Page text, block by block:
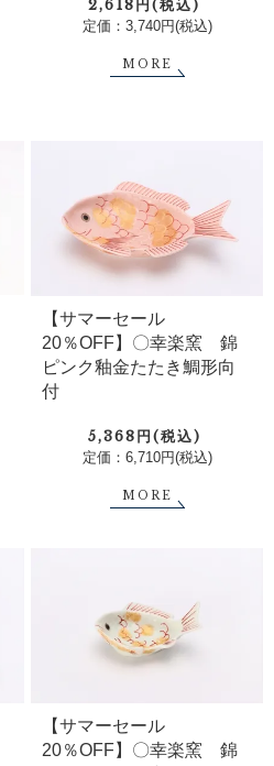
2,618円(税込)
定価：3,740円(税込)
MORE
【サマーセール
20％OFF】〇幸楽窯 錦
ピンク釉金たたき鯛形向
付
5,368円(税込)
定価：6,710円(税込)
MORE
【サマーセール
20％OFF】〇幸楽窯 錦